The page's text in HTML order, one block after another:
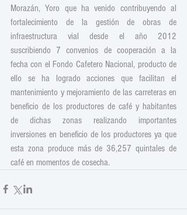
Morazán, Yoro que ha venido contribuyendo al
fortalecimiento de la gestión de obras de
infraestructura vial desde el año 2012
suscribiendo 7 convenios de cooperación a la
fecha con el Fondo Cafetero Nacional, producto de
ello se ha logrado acciones que facilitan el
mantenimiento y mejoramiento de las carreteras en
beneficio de los productores de café y habitantes
de dichas zonas realizando importantes
inversiones en beneficio de los productores ya que
esta zona produce más de 36,257 quintales de
café en momentos de cosecha.